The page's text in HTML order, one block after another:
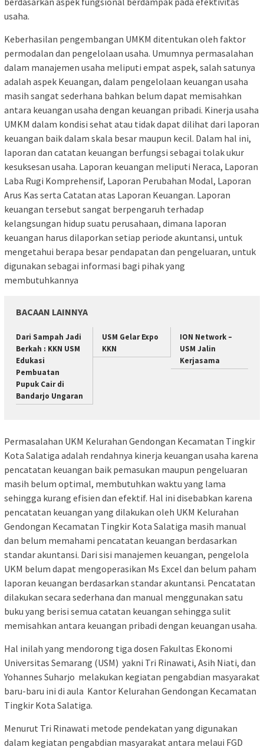
usaha.
Keberhasilan pengembangan UMKM ditentukan oleh faktor
permodalan dan pengelolaan usaha. Umumnya permasalahan
dalam manajemen usaha meliputi empat aspek, salah satunya
adalah aspek Keuangan, dalam pengelolaan keuangan usaha
masih sangat sederhana bahkan belum dapat memisahkan
antara keuangan usaha dengan keuangan pribadi. Kinerja usaha
UMKM dalam kondisi sehat atau tidak dapat dilihat dari laporan
keuangan baik dalam skala besar maupun kecil. Dalam hal ini,
laporan dan catatan keuangan berfungsi sebagai tolak ukur
kesuksesan usaha. Laporan keuangan meliputi Neraca, Laporan
Laba Rugi Komprehensif, Laporan Perubahan Modal, Laporan
Arus Kas serta Catatan atas Laporan Keuangan. Laporan
keuangan tersebut sangat berpengaruh terhadap
kelangsungan hidup suatu perusahaan, dimana laporan
keuangan harus dilaporkan setiap periode akuntansi, untuk
mengetahui berapa besar pendapatan dan pengeluaran, untuk
digunakan sebagai informasi bagi pihak yang
membutuhkannya
BACAAN LAINNYA
Dari Sampah Jadi
Berkah : KKN USM
Edukasi
Pembuatan
Pupuk Cair di
Bandarjo Ungaran
USM Gelar Expo
KKN
ION Network –
USM Jalin
Kerjasama
Permasalahan UKM Kelurahan Gendongan Kecamatan Tingkir
Kota Salatiga adalah rendahnya kinerja keuangan usaha karena
pencatatan keuangan baik pemasukan maupun pengeluaran
masih belum optimal, membutuhkan waktu yang lama
sehingga kurang efisien dan efektif. Hal ini disebabkan karena
pencatatan keuangan yang dilakukan oleh UKM Kelurahan
Gendongan Kecamatan Tingkir Kota Salatiga masih manual
dan belum memahami pencatatan keuangan berdasarkan
standar akuntansi. Dari sisi manajemen keuangan, pengelola
UKM belum dapat mengoperasikan Ms Excel dan belum paham
laporan keuangan berdasarkan standar akuntansi. Pencatatan
dilakukan secara sederhana dan manual menggunakan satu
buku yang berisi semua catatan keuangan sehingga sulit
memisahkan antara keuangan pribadi dengan keuangan usaha.
Hal inilah yang mendorong tiga dosen Fakultas Ekonomi
Universitas Semarang (USM) yakni Tri Rinawati, Asih Niati, dan
Yohannes Suharjo melakukan kegiatan pengabdian masyarakat
baru-baru ini di aula Kantor Kelurahan Gendongan Kecamatan
Tingkir Kota Salatiga.
Menurut Tri Rinawati metode pendekatan yang digunakan
dalam kegiatan pengabdian masyarakat antara melaui FGD